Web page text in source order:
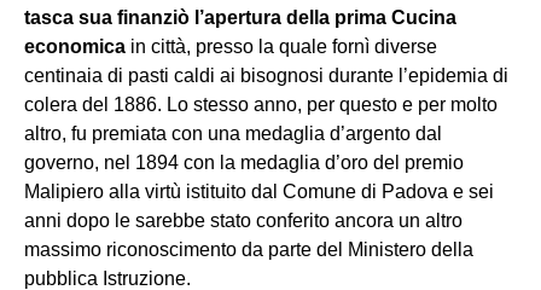
tasca sua finanziò l’apertura della prima Cucina
economica in città, presso la quale fornì diverse
centinaia di pasti caldi ai bisognosi durante l’epidemia di
colera del 1886. Lo stesso anno, per questo e per molto
altro, fu premiata con una medaglia d’argento dal
governo, nel 1894 con la medaglia d’oro del premio
Malipiero alla virtù istituito dal Comune di Padova e sei
anni dopo le sarebbe stato conferito ancora un altro
massimo riconoscimento da parte del Ministero della
pubblica Istruzione.